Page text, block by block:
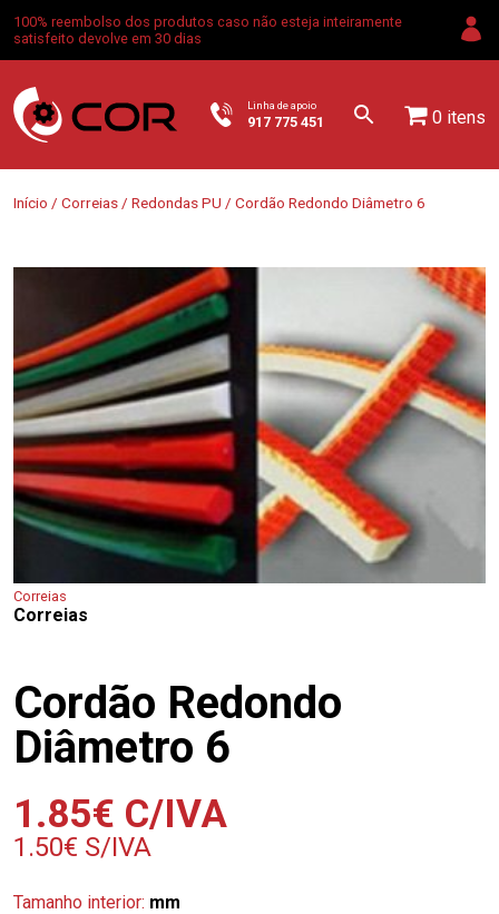
100% reembolso dos produtos caso não esteja inteiramente
satisfeito devolve em 30 dias
Linha de apoio
917 775 451 0 itens
Início / Correias / Redondas PU / Cordão Redondo Diâmetro 6
Correias
Correias
Cordão Redondo
Diâmetro 6
1.85€ C/IVA
1.50€ S/IVA
Tamanho interior: mm